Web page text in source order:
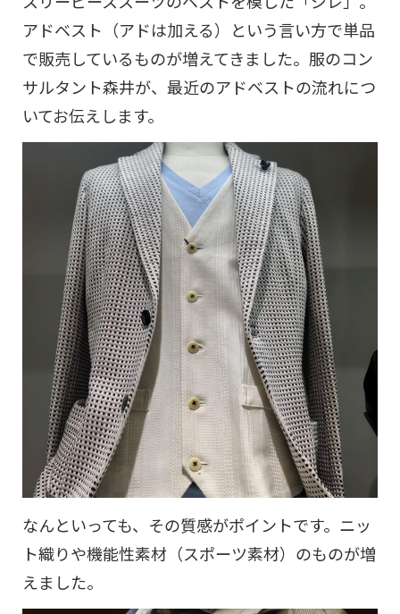
アドベスト（アドは加える）という言い方で単品
で販売しているものが増えてきました。服のコン
サルタント森井が、最近のアドベストの流れにつ
いてお伝えします。
なんといっても、その質感がポイントです。ニッ
ト織りや機能性素材（スポーツ素材）のものが増
えました。